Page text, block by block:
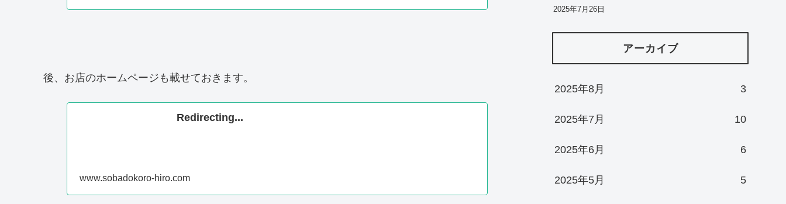
後、お店のホームページも載せておきます。
Redirecting...
www.sobadokoro-hiro.com
2025年7月26日
アーカイブ
2025年8月 3
2025年7月 10
2025年6月 6
2025年5月 5